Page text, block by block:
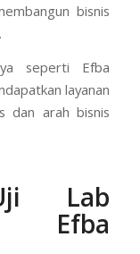
bisnis
seperti Efba
layanan
dan arah bisnis
Lab
Efba